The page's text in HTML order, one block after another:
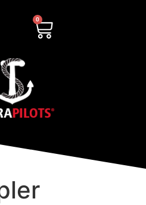
0